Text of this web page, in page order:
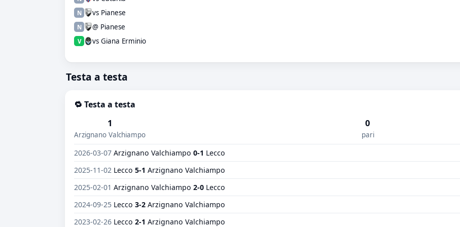
N vs Pianese
N @ Pianese
V vs Giana Erminio
Testa a testa
🔁 Testa a testa
1
Arzignano Valchiampo
0
pari
2026-03-07 Arzignano Valchiampo 0-1 Lecco
2025-11-02 Lecco 5-1 Arzignano Valchiampo
2025-02-01 Arzignano Valchiampo 2-0 Lecco
2024-09-25 Lecco 3-2 Arzignano Valchiampo
2023-02-26 Lecco 2-1 Arzignano Valchiampo